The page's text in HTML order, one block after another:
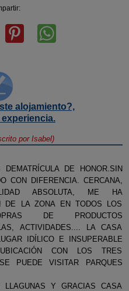
alojamiento?,
por Isabel)
DE HONOR.SIN
CON DIFERENCIA. CERCANA,
ABSOLUTA, ME HA
DE LA ZONA EN TODOS LOS
DE PRODUCTOS
ACTIVIDADES.... LA CASA
IDÍLICO E INSUPERABLE
CON LOS TRES
PUEDE VISITAR PARQUES
LLAGUNAS Y GRACIAS CASA